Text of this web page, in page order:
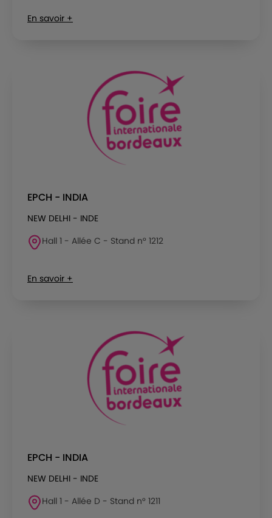
En savoir +
EPCH - INDIA
NEW DELHI - INDE
Hall 1 - Allée C - Stand n° 1212
En savoir +
EPCH - INDIA
NEW DELHI - INDE
Hall 1 - Allée D - Stand n° 1211